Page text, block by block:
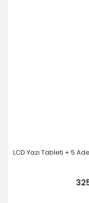
LCD Yazı Tableti + 5